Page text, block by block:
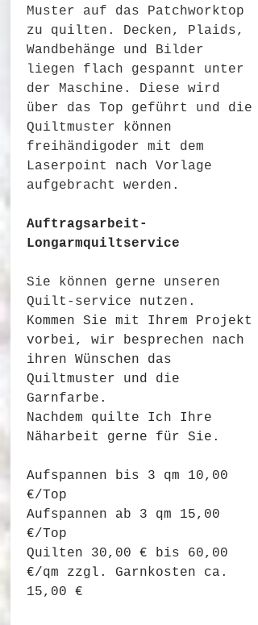
Muster auf das Patchworktop
zu quilten. Decken, Plaids,
Wandbehänge und Bilder
liegen flach gespannt unter
der Maschine. Diese wird
über das Top geführt und die
Quiltmuster können
freihändigoder mit dem
Laserpoint nach Vorlage
aufgebracht werden.
Auftragsarbeit-
Longarmquiltservice
Sie können gerne unseren
Quilt-service nutzen.
Kommen Sie mit Ihrem Projekt
vorbei, wir besprechen nach
ihren Wünschen das
Quiltmuster und die
Garnfarbe.
Nachdem quilte Ich Ihre
Näharbeit gerne für Sie.
Aufspannen bis 3 qm 10,00
€/Top
Aufspannen ab 3 qm 15,00
€/Top
Quilten 30,00 € bis 60,00
€/qm zzgl. Garnkosten ca.
15,00 €